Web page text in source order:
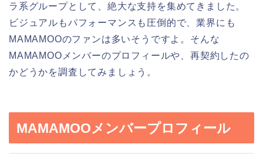
ラ系グループとして、絶大な支持を集めてきました。
ビジュアルもパフォーマンスも圧倒的で、業界にも
MAMAMOOのファンは多いそうですよ。そんな
MAMAMOOメンバーのプロフィールや、再契約したの
かどうかを調査してみましょう。
MAMAMOOメンバープロフィール